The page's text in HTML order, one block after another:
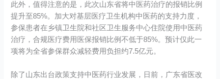
此外，值得注意的是，此次山东省将中医药治疗的报销比例
提升至85%。加大对基层医疗卫生机构中医药的支持力度，
参保患者在乡镇卫生院和社区卫生服务中心住院使用中医药
治疗，合规医疗费用医保报销比例不低于85%。预计仅此一
项将为全省参保群众减轻费用负担约7.5亿元。
除了山东出台政策支持中医药行业发展，日前，广东省医改